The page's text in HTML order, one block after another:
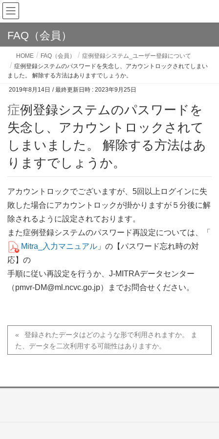
FAQ（会員）
HOME FAQ（会員）
症例登録システム_ユーザー登録について
症例登録システムのパスワードを失念し、アカウントロックされてしまい
ました。 解除する方法はありますでしょうか。
2019年8月14日 / 最終更新日時 : 2023年9月25日
症例登録システムのパスワードを
失念し、アカウントロックされて
しまいました。 解除する方法はあ
りますでしょうか。
アカウントロックでございますが、5回以上ログインに失
敗した場合にアカウントロックが掛かりますが５分後に解
除されるように設定されております。
また症例登録システムのパスワード再設定については、「
Mitra_入力マニュアル 」の【パスワード忘れ時の対
応】の
手順に従い再設定を行うか、J-MITRAデータセンター
（pmvr-DM@ml.ncvc.go.jp）までお問合せください。
登録されたデータはどのような形で利用されますか。 ま
た、データを二次利用する可能性はありますか。